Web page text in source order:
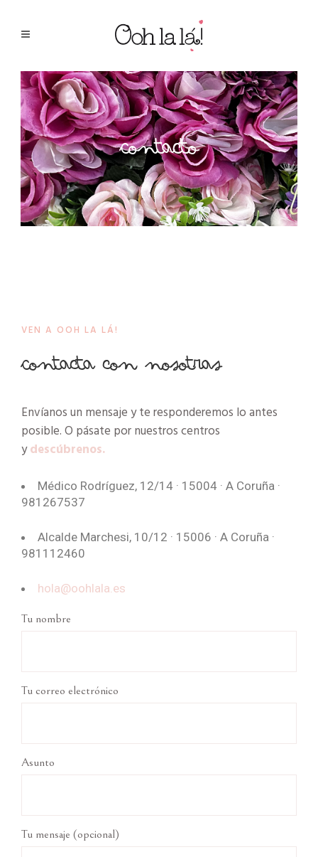
Contacto
VEN A OOH LA LÁ!
Contacta con nosotras
Envíanos un mensaje y te responderemos lo antes
posible. O pásate por nuestros centros
ydescúbrenos.
Médico Rodríguez, 12/14 · 15004 · A Coruña ·
981267537
Alcalde Marchesi, 10/12 · 15006 · A Coruña ·
981112460
hola@oohlala.es
Tu nombre
Tu correo electrónico
Asunto
Tu mensaje (opcional)